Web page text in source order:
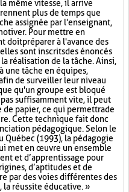
même vitesse, il arrive
plus de temps que
assignée par l'enseignant,
Pour mettre en
préparer à l'avance des
sont inscrits des énoncés
réalisation de la tâche. Ainsi,
une tâche en équipes,
de surveiller leur niveau
qu'un groupe est bloqué
pas suffisamment vite, il peut
papier, ce qui permettra de
Cette technique fait donc
pédagogique. Selon le
(1993), la pédagogie
met en œuvre un ensemble
et d’apprentissage pour
d’aptitudes et de
par des voies différentes des
réussite éducative. »